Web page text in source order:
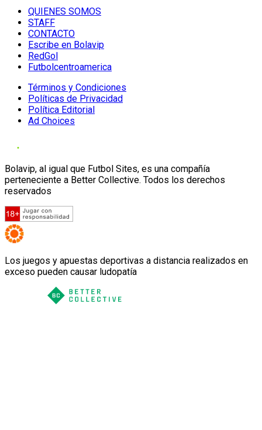
QUIENES SOMOS
STAFF
CONTACTO
Escribe en Bolavip
RedGol
Futbolcentroamerica
Términos y Condiciones
Políticas de Privacidad
Política Editorial
Ad Choices
Bolavip, al igual que Futbol Sites, es una compañía
perteneciente a Better Collective. Todos los derechos
reservados
Los juegos y apuestas deportivas a distancia realizados en
exceso pueden causar ludopatía